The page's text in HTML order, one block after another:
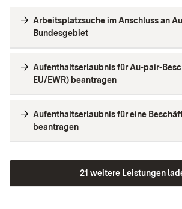
Arbeitsplatzsuche im Anschluss an
Bundesgebiet
Aufenthaltserlaubnis für Au-pair-
EU/EWR) beantragen
Aufenthaltserlaubnis für eine
beantragen
21 weitere Leistungen